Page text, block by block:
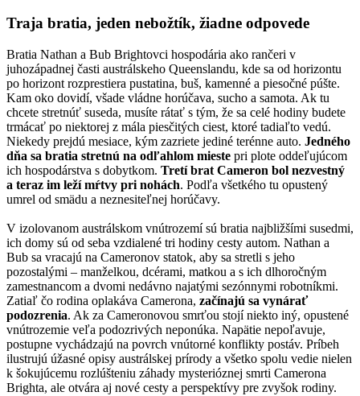
Traja bratia, jeden nebožtík, žiadne odpovede
Bratia Nathan a Bub Brightovci hospodária ako rančeri v
juhozápadnej časti austrálskeho Queenslandu, kde sa od horizontu
po horizont rozprestiera pustatina, buš, kamenné a piesočné púšte.
Kam oko dovidí, všade vládne horúčava, sucho a samota. Ak tu
chcete stretnúť suseda, musíte rátať s tým, že sa celé hodiny budete
trmácať po niektorej z mála piesčitých ciest, ktoré tadiaľto vedú.
Niekedy prejdú mesiace, kým zazriete jediné terénne auto. Jedného
dňa sa bratia stretnú na odľahlom mieste pri plote oddeľujúcom
ich hospodárstva s dobytkom. Tretí brat Cameron bol nezvestný
a teraz im leží mŕtvy pri nohách. Podľa všetkého tu opustený
umrel od smädu a neznesiteľnej horúčavy.
V izolovanom austrálskom vnútrozemí sú bratia najbližšími susedmi,
ich domy sú od seba vzdialené tri hodiny cesty autom. Nathan a
Bub sa vracajú na Cameronov statok, aby sa stretli s jeho
pozostalými – manželkou, dcérami, matkou a s ich dlhoročným
zamestnancom a dvomi nedávno najatými sezónnymi robotníkmi.
Zatiaľ čo rodina oplakáva Camerona, začínajú sa vynárať
podozrenia. Ak za Cameronovou smrťou stojí niekto iný, opustené
vnútrozemie veľa podozrivých neponúka. Napätie nepoľavuje,
postupne vychádzajú na povrch vnútorné konflikty postáv. Príbeh
ilustrujú úžasné opisy austrálskej prírody a všetko spolu vedie nielen
k šokujúcemu rozlúšteniu záhady mysterióznej smrti Camerona
Brighta, ale otvára aj nové cesty a perspektívy pre zvyšok rodiny.